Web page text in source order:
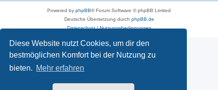
Diese Website nutzt Cookies, um dir den
bestmöglichen Komfort bei der Nutzung zu
bieten. Mehr erfahren
Powered by phpBB® Forum Software © phpBB Limited
Deutsche Übersetzung durch phpBB.de
Datenschutz|Nutzungsbedingungen